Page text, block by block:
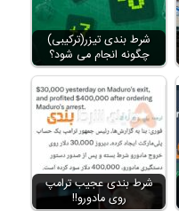
شرط بندی تیزر(ترکیبی)
چگونه انجام می شود؟
شرط بندی عجیب ترامپ
روی مادورو!!